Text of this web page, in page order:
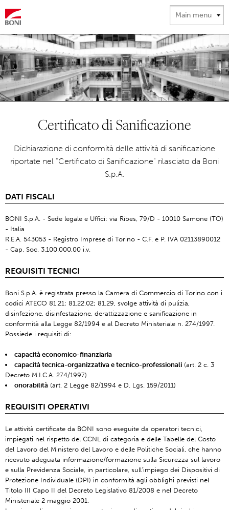
Certificato di Sanificazione
Dichiarazione di conformità delle attività di sanificazione
riportate nel "Certificato di Sanificazione" rilasciato da Boni
S.p.A.
DATI FISCALI
BONI S.p.A. - Sede legale e Uffici: via Ribes, 79/D - 10010 Samone (TO)
- Italia
R.E.A. 543053 - Registro Imprese di Torino - C.F. e P. IVA 02113890012
- Cap. Soc. 3.100.000,00 i.v.
REQUISITI TECNICI
Boni S.p.A. è registrata presso la Camera di Commercio di Torino con i
codici ATECO 81.21; 81.22.02; 81.29, svolge attività di pulizia,
disinfezione, disinfestazione, derattizzazione e sanificazione in
conformità alla Legge 82/1994 e al Decreto Ministeriale n. 274/1997.
Possiede i requisiti di:
capacità economico-finanziaria
capacità tecnica-organizzativa e tecnico-professionali (art. 2 c. 3
Decreto M.I.C.A. 274/1997)
onorabilità (art. 2 Legge 82/1994 e D. Lgs. 159/2011)
REQUISITI OPERATIVI
Le attività certificate da BONI sono eseguite da operatori tecnici,
impiegati nel rispetto del CCNL di categoria e delle Tabelle del Costo
del Lavoro del Ministero del Lavoro e delle Politiche Sociali, che hanno
ricevuto adeguata informazione/formazione sulla Sicurezza sul lavoro
e sulla Previdenza Sociale, in particolare, sull’impiego dei Dispositivi di
Protezione Individuale (DPI) in conformità agli obblighi previsti nel
Titolo III Capo II del Decreto Legislativo 81/2008 e nel Decreto
Ministeriale 2 maggio 2001.